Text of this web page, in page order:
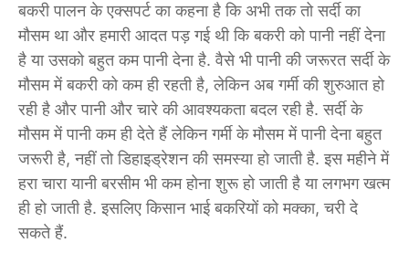
बकरी पालन के एक्सपर्ट का कहना है कि अभी तक तो सर्दी का
मौसम था और हमारी आदत पड़ गई थी कि बकरी को पानी नहीं देना
है या उसको बहुत कम पानी देना है. वैसे भी पानी की जरूरत सर्दी के
मौसम में बकरी को कम ही रहती है, लेकिन अब गर्मी की शुरुआत हो
रही है और पानी और चारे की आवश्यकता बदल रही है. सर्दी के
मौसम में पानी कम ही देते हैं लेकिन गर्मी के मौसम में पानी देना बहुत
जरूरी है, नहीं तो डिहाइड्रेशन की समस्या हो जाती है. इस महीने में
हरा चारा यानी बरसीम भी कम होना शुरू हो जाती है या लगभग खत्म
ही हो जाती है. इसलिए किसान भाई बकरियों को मक्का, चरी दे
सकते हैं.